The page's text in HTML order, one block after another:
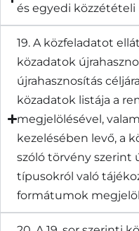
és egyedi közzétételi
19. A közfeladatot
közadatok
újrahasznosítás
közadatok listája a
megjelölésével,
kezelésében levő, a
szóló törvény szerint
típusokról való
formátumok